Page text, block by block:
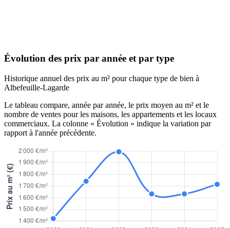
Évolution des prix par année et par type
Historique annuel des prix au m² pour chaque type de bien à
Albefeuille-Lagarde
Le tableau compare, année par année, le prix moyen au m² et le
nombre de ventes pour les maisons, les appartements et les locaux
commerciaux. La colonne « Évolution » indique la variation par
rapport à l'année précédente.